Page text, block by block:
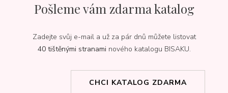
Pošleme vám zdarma katalog
Zadejte svůj e-mail a už za pár dnů můžete listovat
40 tištěnými stranami nového katalogu BISAKU.
CHCI KATALOG ZDARMA